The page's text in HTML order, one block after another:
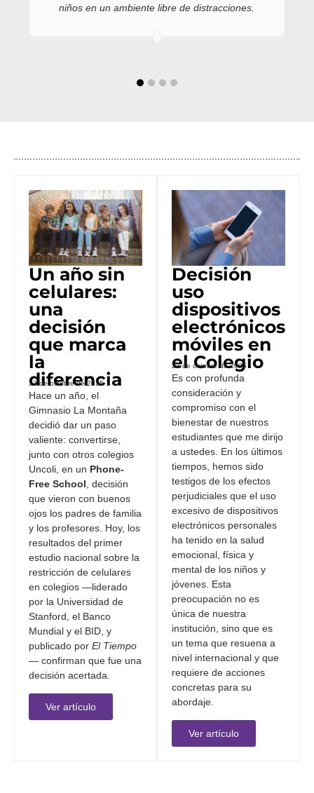
niños en un ambiente libre de distracciones.
Un año sin
celulares:
una
decisión
que marca
la
diferencia
23 de octubre de 2025
Hace un año, el
Gimnasio La Montaña
decidió dar un paso
valiente: convertirse,
junto con otros colegios
Uncoli, en un Phone-
Free School, decisión
que vieron con buenos
ojos los padres de familia
y los profesores. Hoy, los
resultados del primer
estudio nacional sobre la
restricción de celulares
en colegios —liderado
por la Universidad de
Stanford, el Banco
Mundial y el BID, y
publicado por El Tiempo
— confirman que fue una
decisión acertada.
Ver artículo
Decisión
uso
dispositivos
electrónicos
móviles en
el Colegio
23 de octubre de 2025
Es con profunda
consideración y
compromiso con el
bienestar de nuestros
estudiantes que me dirijo
a ustedes. En los últimos
tiempos, hemos sido
testigos de los efectos
perjudiciales que el uso
excesivo de dispositivos
electrónicos personales
ha tenido en la salud
emocional, física y
mental de los niños y
jóvenes. Esta
preocupación no es
única de nuestra
institución, sino que es
un tema que resuena a
nivel internacional y que
requiere de acciones
concretas para su
abordaje.
Ver artículo